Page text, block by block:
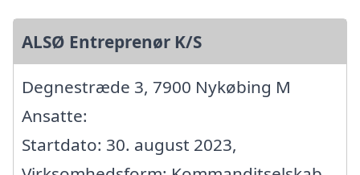
ALSØ Entreprenør K/S
Degnestræde 3, 7900 Nykøbing M
Ansatte:
Startdato: 30. august 2023,